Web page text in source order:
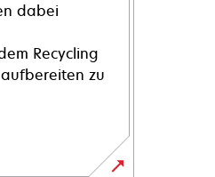
dabei
Recycling
zu